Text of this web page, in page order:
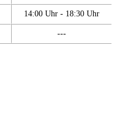
14:00 Uhr - 18:30 Uhr
---